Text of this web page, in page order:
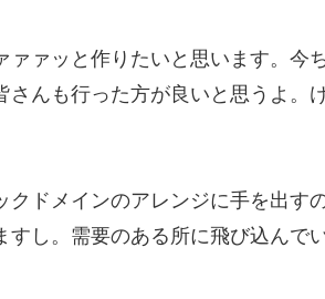
ァッと作りたいと思います。今
んも行った方が良いと思うよ。
ドメインのアレンジに手を出す
し。需要のある所に飛び込んで